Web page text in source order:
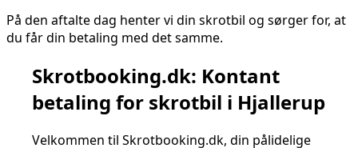
På den aftalte dag henter vi din skrotbil og sørger for, at
du får din betaling med det samme.
Skrotbooking.dk: Kontant
betaling for skrotbil i Hjallerup
Velkommen til Skrotbooking.dk, din pålidelige